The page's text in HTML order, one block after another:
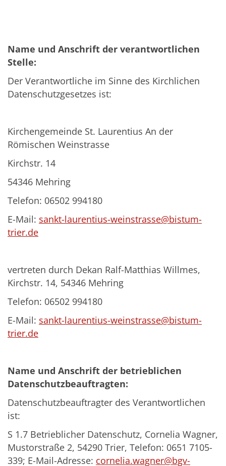
Name und Anschrift der verantwortlichen
Stelle:
Der Verantwortliche im Sinne des Kirchlichen
Datenschutzgesetzes ist:
Kirchengemeinde St. Laurentius An der
Römischen Weinstrasse
Kirchstr. 14
54346 Mehring
Telefon: 06502 994180
E-Mail: sankt-laurentius-weinstrasse@bistum-
trier.de
vertreten durch Dekan Ralf-Matthias Willmes,
Kirchstr. 14, 54346 Mehring
Telefon: 06502 994180
E-Mail: sankt-laurentius-weinstrasse@bistum-
trier.de
Name und Anschrift der betrieblichen
Datenschutzbeauftragten:
Datenschutzbeauftragter des Verantwortlichen
ist:
S 1.7 Betrieblicher Datenschutz, Cornelia Wagner,
Mustorstraße 2, 54290 Trier, Telefon: 0651 7105-
339; E-Mail-Adresse: cornelia.wagner@bgv-